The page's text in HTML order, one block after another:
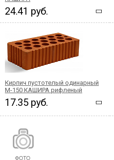
24.41 руб.
Кирпич пустотелый одинарный
М-150 КАШИРА рифленый
17.35 руб.